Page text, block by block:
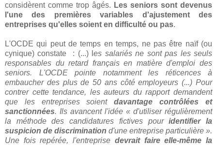
considèrent comme trop âgés. Les seniors sont devenus
l'une des premières variables d'ajustement des
entreprises qu'elles soient en difficulté ou pas.
L'OCDE qui peut de temps en temps, ne pas être naïf (ou
cynique) constate : (...) les salariés ne sont pas les seuls
responsables du retard français en matière d'emploi des
seniors. L'OCDE pointe notamment les réticences à
embaucher des plus de 50 ans côté employeurs (...) Pour
contrer cette tendance, les auteurs du rapport demandent
que les entreprises soientdavantage contrôlées et
sanctionnées. Ils avancent l'idée « d'utiliser régulièrement
la méthode des candidatures fictives pouridentifier la
suspicion de discrimination d'une entreprise particulière ».
Une fois repérée, l'entreprise devrait faire elle-même la